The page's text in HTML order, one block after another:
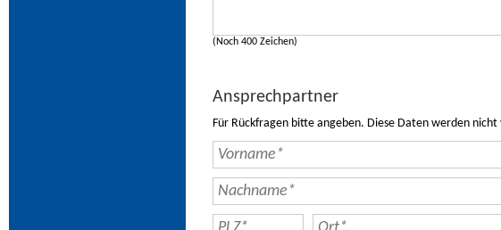
(Noch 400 Zeichen)
Ansprechpartner
Für Rückfragen bitte angeben. Diese Daten werden